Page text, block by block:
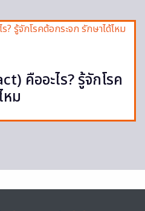
คืออะไร? รู้จักโรค
หม